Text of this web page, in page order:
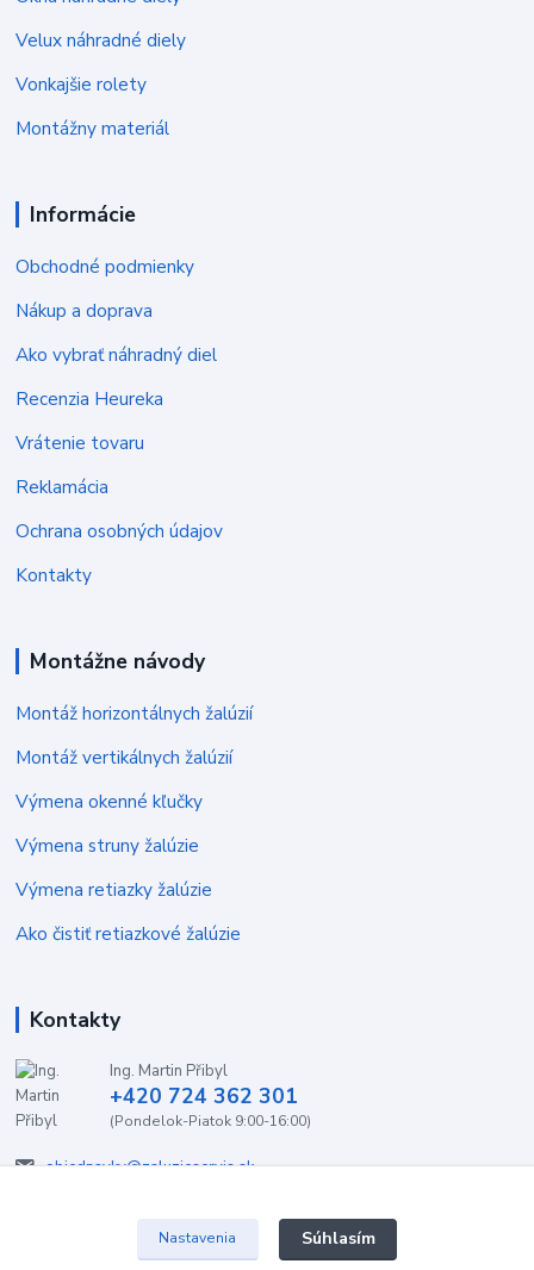
Velux náhradné diely
Vonkajšie rolety
Montážny materiál
Informácie
Obchodné podmienky
Nákup a doprava
Ako vybrať náhradný diel
Recenzia Heureka
Vrátenie tovaru
Reklamácia
Ochrana osobných údajov
Kontakty
Montážne návody
Montáž horizontálnych žalúzií
Montáž vertikálnych žalúzií
Výmena okenné kľučky
Výmena struny žalúzie
Výmena retiazky žalúzie
Ako čistiť retiazkové žalúzie
Kontakty
Ing. Martin Přibyl
+420 724 362 301
(Pondelok-Piatok 9:00-16:00)
objednavky@zaluzieservis.sk
Nastavenia Súhlasím